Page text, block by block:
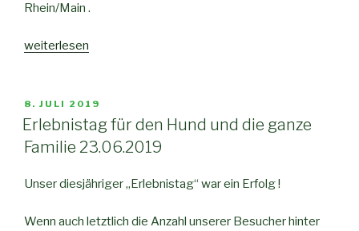
Rhein/Main .
weiterlesen
8. JULI 2019
Erlebnistag für den Hund und die ganze
Familie 23.06.2019
Unser diesjähriger „Erlebnistag“ war ein Erfolg !
Wenn auch letztlich die Anzahl unserer Besucher hinter